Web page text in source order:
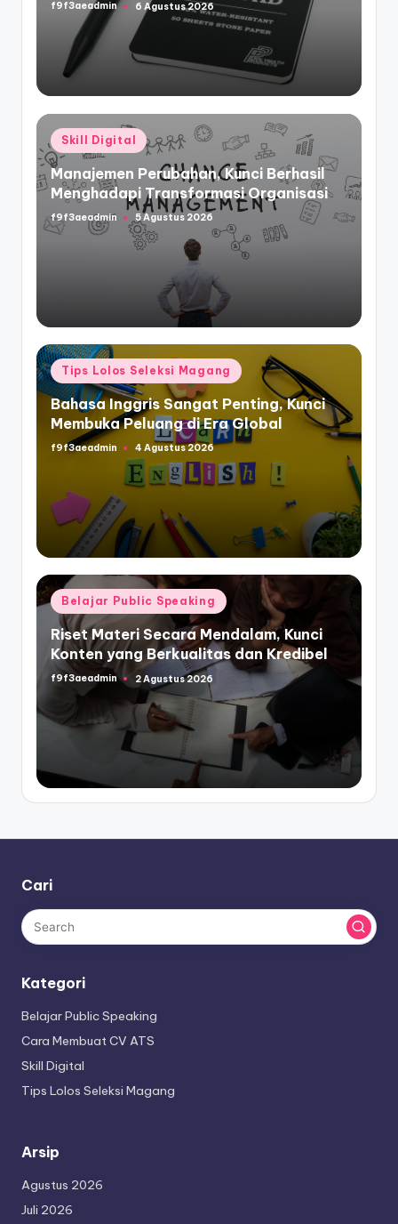
Posted
f9f3aeadmin 6 Agustus 2026
Posted
in
Skill Digital
Manajemen Perubahan, Kunci Berhasil
Menghadapi Transformasi Organisasi
Posted
by
f9f3aeadmin 5 Agustus 2026
Posted
in
Tips Lolos Seleksi Magang
Bahasa Inggris Sangat Penting, Kunci
Membuka Peluang di Era Global
Posted
f9f3aeadmin 4 Agustus 2026
Posted
in
Belajar Public Speaking
Riset Materi Secara Mendalam, Kunci
Konten yang Berkualitas dan Kredibel
Posted
f9f3aeadmin 2 Agustus 2026
Cari
Kategori
Belajar Public Speaking
Cara Membuat CV ATS
Skill Digital
Tips Lolos Seleksi Magang
Arsip
Agustus 2026
Juli 2026